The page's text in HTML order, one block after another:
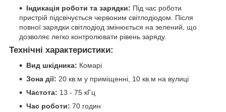
Індикація роботи та зарядки: Під час роботи
пристрій підсвічується червоним світлодіодом. Після
повної зарядки світлодіод змінюється на зелений, що
дозволяє легко контролювати рівень заряду.
Технічні характеристики:
Вид шкідника: Комарі
Зона дії: 20 кв.м у приміщенні, 10 кв.м на вулиці
Частота: 13 - 75 кГц
Час роботи: 70 годин